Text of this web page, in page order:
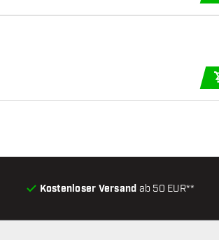
Kostenloser Versand ab 50 EUR**